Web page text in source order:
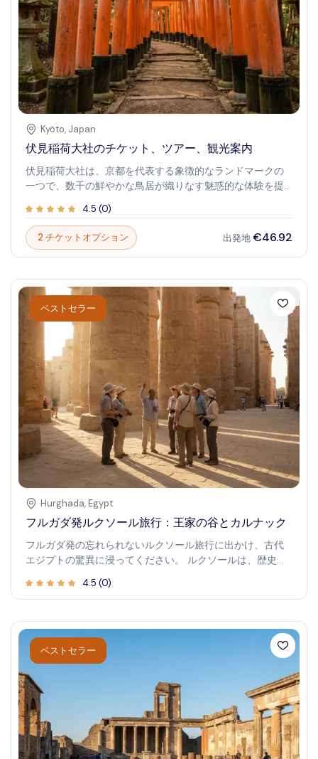
Kyöto, Japan
伏見稲荷大社のチケット、ツアー、観光案内
伏見稲荷大社は、京都を代表する象徴的なランドマークの
一つで、数千の鮮やかな鳥居が織りなす魅惑的な体験を提
ように入り組み、神秘的な雰囲気を醸し出すことで知られ
ています。訪れる人々は、その精神的な意義と美しい風景
に感動し、 日本の必訪スポットとなっています。
4.5 (0)
2 チケットオプション 出発地€46.92
ベストセラー
Hurghada, Egypt
フルガダ発ルクソール旅行：王家の谷とカルナック
フルガダ発の忘れられないルクソール旅行に出かけ、古代
エジプトの驚異に浸ってください。 ルクソールは、歴史に
の発見を待っています。ルクソールへの旅は、 ファラオ、
見ることができる、時を遡る旅です。 巨大なカルナック神
殿から王家の谷 まで、ルクソールの象徴的なランドマーク
は、畏敬の念を起こさせる体験を約束します。ルクソール
を訪れることは、古代エジプトの壮大さを目の当たりに
し、忘れられない思い出を作る比類のない機会を提供しま
す。
4.5 (0)
ベストセラー